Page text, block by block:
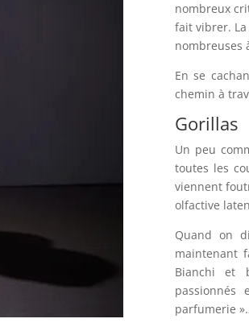
nombreux
fait vibrer.
nombreuses
En se
chemin à
Gorillas
Un peu
toutes les
viennent
olfactive
Quand on
maintenant
Bianchi et
parfumerie